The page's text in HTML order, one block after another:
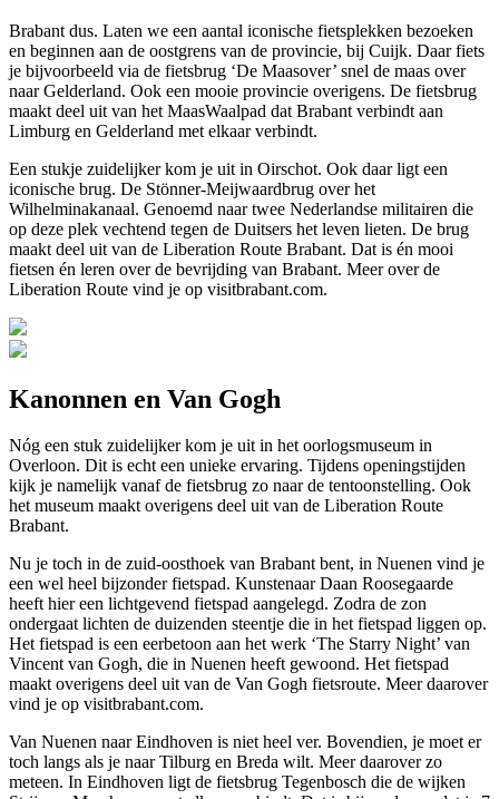
Brabant dus. Laten we een aantal iconische fietsplekken bezoeken
en beginnen aan de oostgrens van de provincie, bij Cuijk. Daar fiets
je bijvoorbeeld via de fietsbrug ‘De Maasover’ snel de maas over
naar Gelderland. Ook een mooie provincie overigens. De fietsbrug
maakt deel uit van het MaasWaalpad dat Brabant verbindt aan
Limburg en Gelderland met elkaar verbindt.
Een stukje zuidelijker kom je uit in Oirschot. Ook daar ligt een
iconische brug. De Stönner-Meijwaardbrug over het
Wilhelminakanaal. Genoemd naar twee Nederlandse militairen die
op deze plek vechtend tegen de Duitsers het leven lieten. De brug
maakt deel uit van de Liberation Route Brabant. Dat is én mooi
fietsen én leren over de bevrijding van Brabant. Meer over de
Liberation Route vind je op visitbrabant.com.
Kanonnen en Van Gogh
Nóg een stuk zuidelijker kom je uit in het oorlogsmuseum in
Overloon. Dit is echt een unieke ervaring. Tijdens openingstijden
kijk je namelijk vanaf de fietsbrug zo naar de tentoonstelling. Ook
het museum maakt overigens deel uit van de Liberation Route
Brabant.
Nu je toch in de zuid-oosthoek van Brabant bent, in Nuenen vind je
een wel heel bijzonder fietspad. Kunstenaar Daan Roosegaarde
heeft hier een lichtgevend fietspad aangelegd. Zodra de zon
ondergaat lichten de duizenden steentje die in het fietspad liggen op.
Het fietspad is een eerbetoon aan het werk ‘The Starry Night’ van
Vincent van Gogh, die in Nuenen heeft gewoond. Het fietspad
maakt overigens deel uit van de Van Gogh fietsroute. Meer daarover
vind je op visitbrabant.com.
Van Nuenen naar Eindhoven is niet heel ver. Bovendien, je moet er
toch langs als je naar Tilburg en Breda wilt. Meer daarover zo
meteen. In Eindhoven ligt de fietsbrug Tegenbosch die de wijken